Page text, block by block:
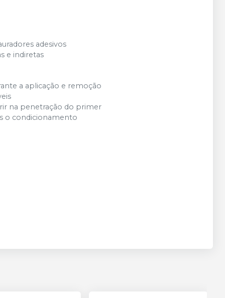
adesivos
e indiretas
a aplicação e remoção
na penetração do primer
o condicionamento